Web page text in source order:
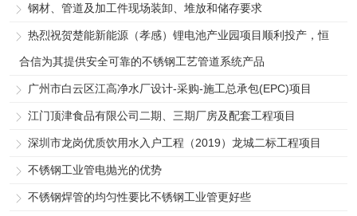
钢材、管道及加工件现场装卸、堆放和储存要求
热烈祝贺楚能新能源（孝感）锂电池产业园项目顺利投产，恒
合信为其提供安全可靠的不锈钢工艺管道系统产品
广州市白云区江高净水厂设计-采购-施工总承包(EPC)项目
江门顶津食品有限公司二期、三期厂房及配套工程项目
深圳市龙岗优质饮用水入户工程（2019）龙城二标工程项目
不锈钢工业管电抛光的优势
不锈钢焊管的均匀性要比不锈钢工业管更好些